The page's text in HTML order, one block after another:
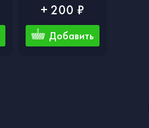
+ 200 ₽
Добавить